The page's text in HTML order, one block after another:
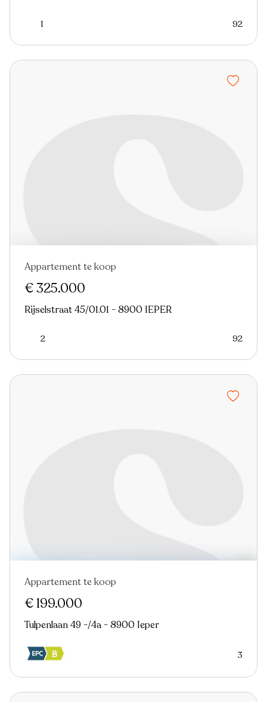
1 92
Nieuw
Appartement te koop
€ 325.000
Rijselstraat 45/01.01 - 8900 IEPER
2 92
Nieuw
Appartement te koop
€ 199.000
Tulpenlaan 49 -/4a - 8900 Ieper
3